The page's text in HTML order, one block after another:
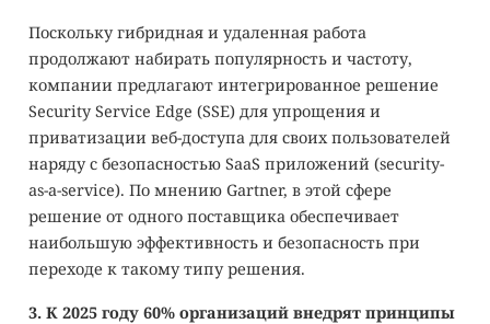
Поскольку гибридная и удаленная работа
продолжают набирать популярность и частоту,
компании предлагают интегрированное решение
Security Service Edge (SSE) для упрощения и
приватизации веб-доступа для своих пользователей
наряду с безопасностью SaaS приложений (security-
as-a-service). По мнению Gartner, в этой сфере
решение от одного поставщика обеспечивает
наибольшую эффективность и безопасность при
переходе к такому типу решения.
3. К 2025 году 60% организаций внедрят принципы